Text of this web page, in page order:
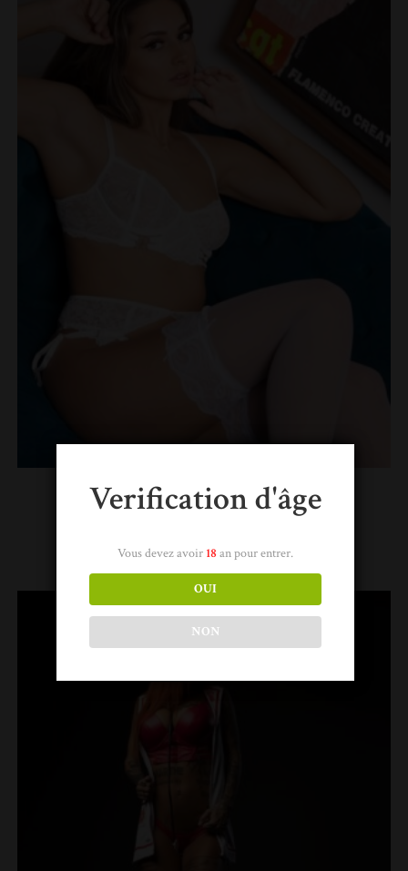
Inna
Verification d'âge
Vous devez avoir 18an pour entrer.
OUI
NON